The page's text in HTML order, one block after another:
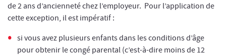
de 2 ans d’ancienneté chez l’employeur. Pour l’application de
cette exception, il est impératif :
si vous avez plusieurs enfants dans les conditions d’âge
pour obtenir le congé parental (c’est-à-dire moins de 12